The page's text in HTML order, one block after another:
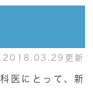
2018.03.29更新
医にとって、新